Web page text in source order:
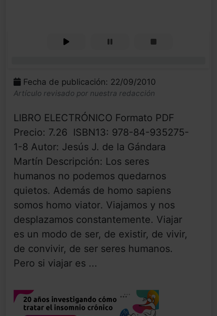
Fecha de publicación: 22/09/2010
Artículo revisado por nuestra redacción
LIBRO ELECTRÓNICO Formato PDF
Precio: 7.26  ISBN13: 978-84-935275-
1-8 Autor: Jesús J. de la Gándara
Martín Descripción: Los seres
humanos no podemos quedarnos
quietos. Además de homo sapiens
somos homo viator. Viajamos y nos
desplazamos constantemente. Viajar
es un modo de ser, de existir, de vivir,
de convivir, de ser seres humanos.
Pero si viajar es ...